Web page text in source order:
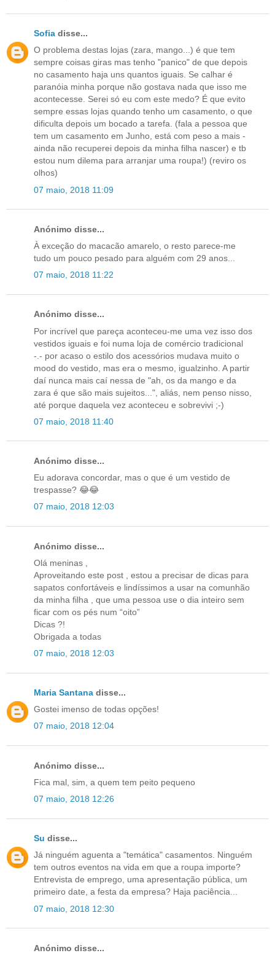
Sofia disse...
O problema destas lojas (zara, mango...) é que tem
sempre coisas giras mas tenho "panico" de que depois
no casamento haja uns quantos iguais. Se calhar é
paranóia minha porque não gostava nada que isso me
acontecesse. Serei só eu com este medo? É que evito
sempre essas lojas quando tenho um casamento, o que
dificulta depois um bocado a tarefa. (fala a pessoa que
tem um casamento em Junho, está com peso a mais -
ainda não recuperei depois da minha filha nascer) e tb
estou num dilema para arranjar uma roupa!) (reviro os
olhos)
07 maio, 2018 11:09
Anónimo disse...
À exceção do macacão amarelo, o resto parece-me
tudo um pouco pesado para alguém com 29 anos...
07 maio, 2018 11:22
Anónimo disse...
Por incrível que pareça aconteceu-me uma vez isso dos
vestidos iguais e foi numa loja de comércio tradicional
-.- por acaso o estilo dos acessórios mudava muito o
mood do vestido, mas era o mesmo, igualzinho. A partir
daí nunca mais caí nessa de "ah, os da mango e da
zara é que são mais sujeitos...", aliás, nem penso nisso,
até porque daquela vez aconteceu e sobrevivi ;-)
07 maio, 2018 11:40
Anónimo disse...
Eu adorava concordar, mas o que é um vestido de
trespasse? 😂😂
07 maio, 2018 12:03
Anónimo disse...
Olá meninas ,
Aproveitando este post , estou a precisar de dicas para
sapatos confortáveis e lindíssimos a usar na comunhão
da minha filha , que uma pessoa use o dia inteiro sem
ficar com os pés num “oito”
Dicas ?!
Obrigada a todas
07 maio, 2018 12:03
Maria Santana disse...
Gostei imenso de todas opções!
07 maio, 2018 12:04
Anónimo disse...
Fica mal, sim, a quem tem peito pequeno
07 maio, 2018 12:26
Su disse...
Já ninguém aguenta a "temática" casamentos. Ninguém
tem outros eventos na vida em que a roupa importe?
Entrevista de emprego, uma apresentação pública, um
primeiro date, a festa da empresa? Haja paciência...
07 maio, 2018 12:30
Anónimo disse...